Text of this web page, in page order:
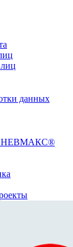
данных
ПНЕВМАКС®